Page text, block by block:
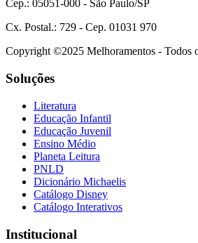
Cep.: 05051-000 - São Paulo/SP
Cx. Postal.: 729 - Cep. 01031 970
Copyright ©2025 Melhoramentos - Todos
Soluções
Literatura
Educação Infantil
Educação Juvenil
Ensino Médio
Planeta Leitura
PNLD
Dicionário Michaelis
Catálogo Disney
Catálogo Interativos
Institucional